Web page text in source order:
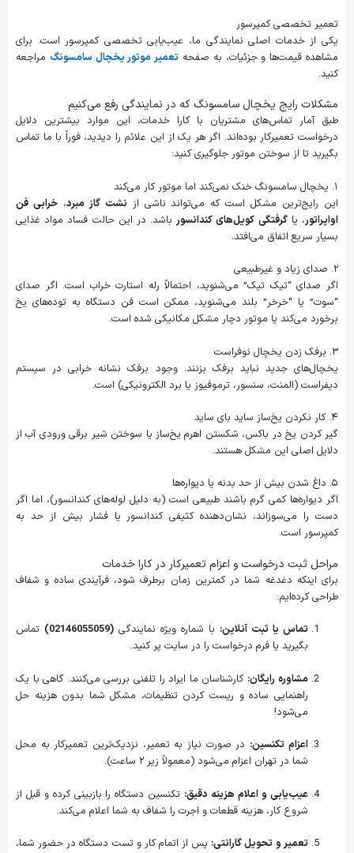
تعمیر تخصصی کمپرسور
یکی از خدمات اصلی نمایندگی ما، عیب‌یابی تخصصی کمپرسور است. برای
مشاهده قیمت‌ها و جزئیات، به صفحه تعمیر موتور یخچال سامسونگ مراجعه
کنید.
مشکلات رایج یخچال سامسونگ که در نمایندگی رفع می‌کنیم
طبق آمار تماس‌های مشتریان با کارا خدمات، این موارد بیشترین دلایل
درخواست تعمیرکار بوده‌اند. اگر هر یک از این علائم را دیدید، فوراً با ما تماس
بگیرید تا از سوختن موتور جلوگیری کنید:
۱. یخچال سامسونگ خنک نمی‌کند اما موتور کار می‌کند
این رایج‌ترین مشکل است که می‌تواند ناشی از نشت گاز مبرد،خرابی فن
اواپراتور، یاگرفتگی کویل‌های کندانسور باشد. در این حالت فساد مواد غذایی
بسیار سریع اتفاق می‌افتد.
۲. صدای زیاد و غیرطبیعی
اگر صدای “تیک تیک” می‌شنوید، احتمالاً رله استارت خراب است. اگر صدای
“سوت” یا “خرخر” بلند می‌شنوید، ممکن است فن دستگاه به توده‌های یخ
برخورد می‌کند یا موتور دچار مشکل مکانیکی شده است.
۳. برفک زدن یخچال نوفراست
یخچال‌های جدید نباید برفک بزنند. وجود برفک نشانه خرابی در سیستم
دیفراست (المنت، سنسور، ترموفیوز یا برد الکترونیکی) است.
۴. کار نکردن یخ‌ساز ساید بای ساید
گیر کردن یخ در باکس، شکستن اهرم یخ‌ساز یا سوختن شیر برقی ورودی آب از
دلایل اصلی این مشکل هستند.
۵. داغ شدن بیش از حد بدنه یا دیواره‌ها
اگر دیواره‌ها کمی گرم باشند طبیعی است (به دلیل لوله‌های کندانسور)، اما اگر
دست را می‌سوزاند، نشان‌دهنده کثیفی کندانسور یا فشار بیش از حد به
کمپرسور است.
مراحل ثبت درخواست و اعزام تعمیرکار در کارا خدمات
برای اینکه دغدغه شما در کمترین زمان برطرف شود، فرآیندی ساده و شفاف
طراحی کرده‌ایم:
تماس یا ثبت آنلاین: با شماره ویژه نمایندگی(02146055059)
تماس
بگیرید یا فرم درخواست را در سایت پر کنید.
مشاوره رایگان: کارشناسان ما ایراد را تلفنی بررسی می‌کنند. گاهی با یک
راهنمایی ساده و ریست کردن تنظیمات، مشکل شما بدون هزینه حل
می‌شود!
اعزام تکنسین: در صورت نیاز به تعمیر، نزدیک‌ترین تعمیرکار به محل
شما در تهران اعزام می‌شود (معمولاً زیر ۲ ساعت).
عیب‌یابی و اعلام هزینه دقیق: تکنسین دستگاه را بازبینی کرده و قبل از
شروع کار، هزینه قطعات و اجرت را شفاف به شما اعلام می‌کند.
تعمیر و تحویل گارانتی: پس از اتمام کار و تست دستگاه در حضور شما،